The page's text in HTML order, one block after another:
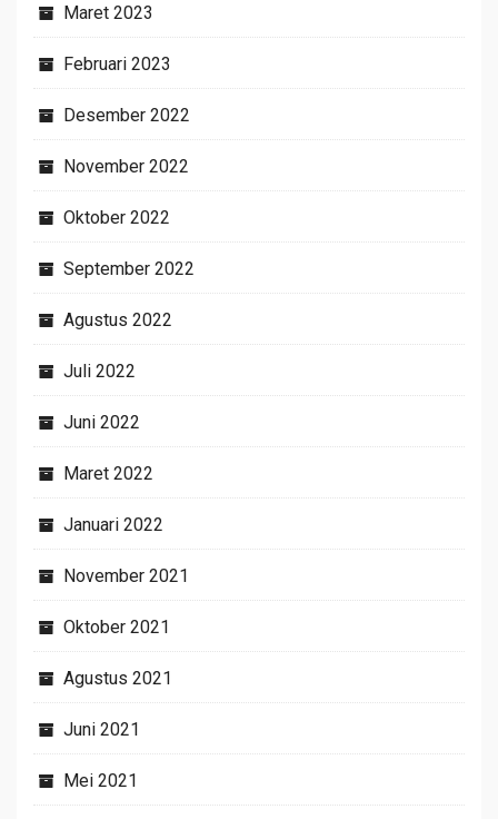
Maret 2023
Februari 2023
Desember 2022
November 2022
Oktober 2022
September 2022
Agustus 2022
Juli 2022
Juni 2022
Maret 2022
Januari 2022
November 2021
Oktober 2021
Agustus 2021
Juni 2021
Mei 2021